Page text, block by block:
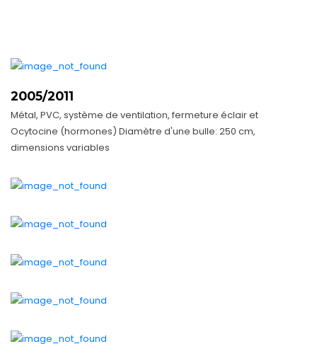
2005/2011
Métal, PVC, système de ventilation, fermeture éclair et
Ocytocine (hormones) Diamètre d'une bulle: 250 cm,
dimensions variables